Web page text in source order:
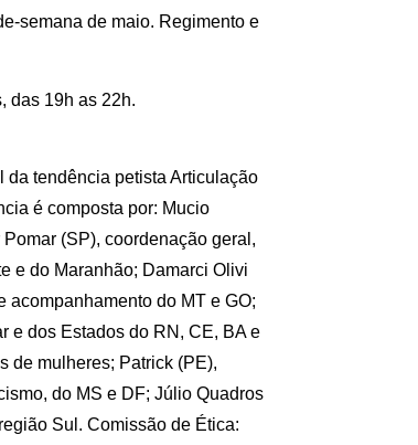
semana de maio. Regimento e
das 19h as 22h.
tendência petista Articulação
é composta por: Mucio
(SP), coordenação geral,
e do Maranhão; Damarci Olivi
acompanhamento do MT e GO;
e dos Estados do RN, CE, BA e
de mulheres; Patrick (PE),
do MS e DF; Júlio Quadros
Sul. Comissão de Ética: